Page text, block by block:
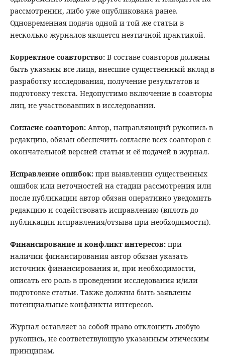
рассмотрении, либо уже опубликована ранее.
Одновременная подача одной и той же статьи в
несколько журналов является неэтичной практикой.
Корректное соавторство: В составе соавторов должны
быть указаны все лица, внесшие существенный вклад в
разработку исследования, получение результатов и
подготовку текста. Недопустимо включение в соавторы
лиц, не участвовавших в исследовании.
Согласие соавторов: Автор, направляющий рукопись в
редакцию, обязан обеспечить согласие всех соавторов с
окончательной версией статьи и её подачей в журнал.
Исправление ошибок: при выявлении существенных
ошибок или неточностей на стадии рассмотрения или
после публикации автор обязан оперативно уведомить
редакцию и содействовать исправлению (вплоть до
публикации исправления/отзыва при необходимости).
Финансирование и конфликт интересов: при
наличии финансирования автор обязан указать
источник финансирования и, при необходимости,
описать его роль в проведении исследования и/или
подготовке статьи. Также должны быть заявлены
потенциальные конфликты интересов.
Журнал оставляет за собой право отклонить любую
рукопись, не соответствующую указанным этическим
принципам.